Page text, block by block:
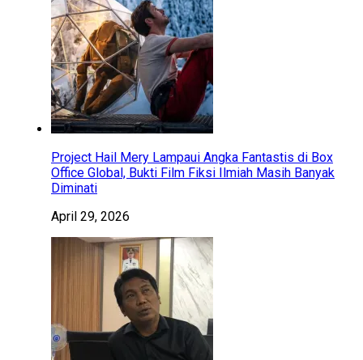
Project Hail Mery Lampaui Angka Fantastis di Box
Office Global, Bukti Film Fiksi Ilmiah Masih Banyak
Diminati
April 29, 2026